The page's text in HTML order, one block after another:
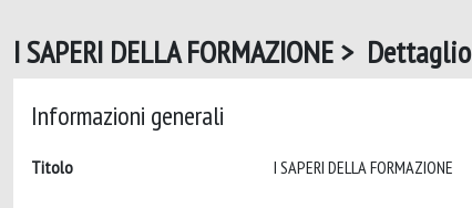
I SAPERI DELLA FORMAZIONE > Dettaglio
Informazioni generali
Titolo